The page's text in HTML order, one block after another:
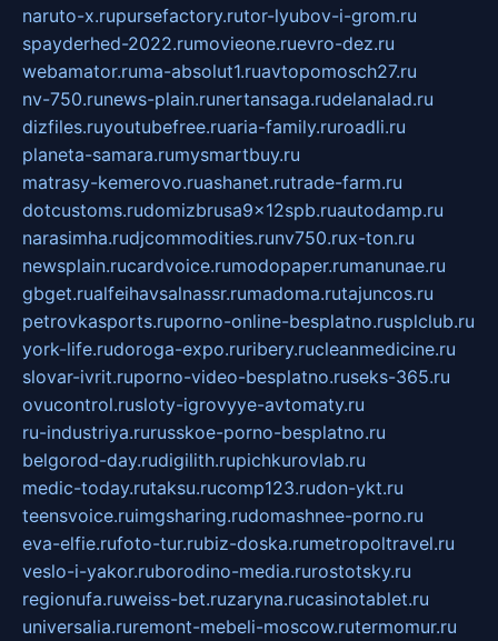
naruto-x.rupursefactory.rutor-lyubov-i-grom.ru
spayderhed-2022.rumovieone.ruevro-dez.ru
webamator.ruma-absolut1.ruavtopomosch27.ru
nv-750.runews-plain.runertansaga.rudelanalad.ru
dizfiles.ruyoutubefree.ruaria-family.ruroadli.ru
planeta-samara.rumysmartbuy.ru
matrasy-kemerovo.ruashanet.rutrade-farm.ru
dotcustoms.rudomizbrusa9x12spb.ruautodamp.ru
narasimha.rudjcommodities.runv750.rux-ton.ru
newsplain.rucardvoice.rumodopaper.rumanunae.ru
gbget.rualfeihavsalnassr.rumadoma.rutajuncos.ru
petrovkasports.ruporno-online-besplatno.rusplclub.ru
york-life.rudoroga-expo.ruribery.rucleanmedicine.ru
slovar-ivrit.ruporno-video-besplatno.ruseks-365.ru
ovucontrol.rusloty-igrovyye-avtomaty.ru
ru-industriya.rurusskoe-porno-besplatno.ru
belgorod-day.rudigilith.rupichkurovlab.ru
medic-today.rutaksu.rucomp123.rudon-ykt.ru
teensvoice.ruimgsharing.rudomashnee-porno.ru
eva-elfie.rufoto-tur.rubiz-doska.rumetropoltravel.ru
veslo-i-yakor.ruborodino-media.rurostotsky.ru
regionufa.ruweiss-bet.ruzaryna.rucasinotablet.ru
universalia.ruremont-mebeli-moscow.rutermomur.ru